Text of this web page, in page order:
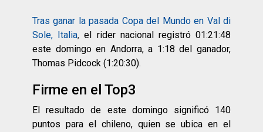
Tras ganar la pasada Copa del Mundo en Val di
Sole, Italia, el rider nacional registró 01:21:48
este domingo en Andorra, a 1:18 del ganador,
Thomas Pidcock (1:20:30).
Firme en el Top3
El resultado de este domingo significó 140
puntos para el chileno, quien se ubica en el